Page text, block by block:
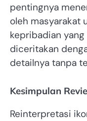
pentingnya
oleh masyarakat
kepribadian
diceritakan
detailnya tanpa
Kesimpulan
Reinterpretasi